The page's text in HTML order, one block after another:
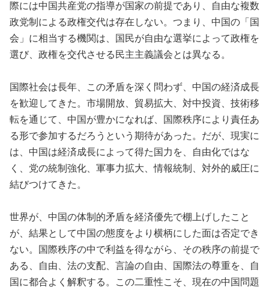
際には中国共産党の指導が国家の前提であり、自由な複数
政党制による政権交代は存在しない。つまり、中国の「国
会」に相当する機関は、国民が自由な選挙によって政権を
選び、政権を交代させる民主主義議会とは異なる。
国際社会は長年、この矛盾を深く問わず、中国の経済成長
を歓迎してきた。市場開放、貿易拡大、対中投資、技術移
転を通じて、中国が豊かになれば、国際秩序により責任あ
る形で参加するだろうという期待があった。だが、現実に
は、中国は経済成長によって得た国力を、自由化ではな
く、党の統制強化、軍事力拡大、情報統制、対外的威圧に
結びつけてきた。
世界が、中国の体制的矛盾を経済優先で棚上げしたこと
が、結果として中国の態度をより横柄にした面は否定でき
ない。国際秩序の中で利益を得ながら、その秩序の前提で
ある、自由、法の支配、言論の自由、国際法の尊重を、自
国に都合よく解釈する。この二重性こそ、現在の中国問題